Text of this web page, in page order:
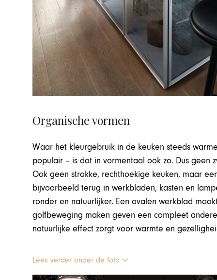
Organische vormen
Waar het kleurgebruik in de keuken steeds
populair – is dat in vormentaal ook zo. Dus geen
Ook geen strakke, rechthoekige keuken, maar
bijvoorbeeld terug in werkbladen, kasten en
ronder en natuurlijker. Een ovalen werkblad
golfbeweging maken geven een compleet
natuurlijke effect zorgt voor warmte en
Lees verder onder de foto